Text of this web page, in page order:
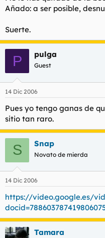
Añado: a ser posible,
Suerte.
P pulga
Guest
14 Dic 2006
Pues yo tengo ganas de
sitio tan raro.
S Snap
Novato de mierda
14 Dic 2006
https://video.google.es/
Tamara